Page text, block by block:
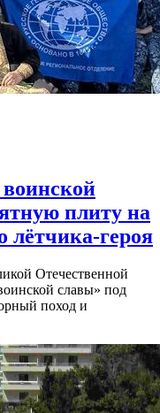
плиту на
лётчика-героя
Отечественной
славы» под
поход и